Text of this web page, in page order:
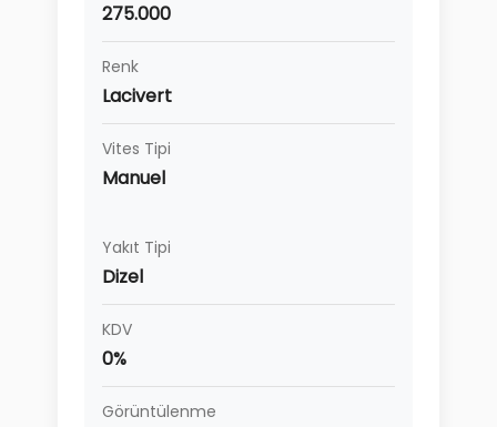
275.000
Renk
Lacivert
Vites Tipi
Manuel
Yakıt Tipi
Dizel
KDV
0%
Görüntülenme